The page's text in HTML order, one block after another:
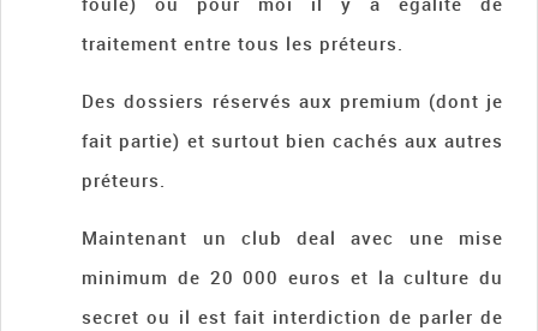
traitement entre tous les préteurs.
Des dossiers réservés aux premium (dont je
fait partie) et surtout bien cachés aux autres
préteurs.
Maintenant un club deal avec une mise
minimum de 20 000 euros et la culture du
secret ou il est fait interdiction de parler de